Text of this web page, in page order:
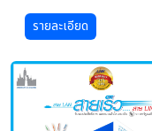
รายละเอียด